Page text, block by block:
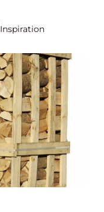
Inspiration